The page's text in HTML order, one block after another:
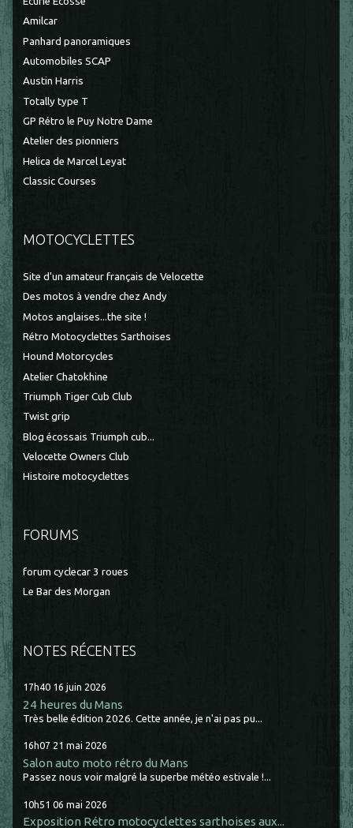
Amilcar
Panhard panoramiques
Automobiles SCAP
Austin Harris
Totally type T
GP Rétro le Puy Notre Dame
Atelier des pionniers
Helica de Marcel Leyat
Classic Courses
MOTOCYCLETTES
Site d'un amateur français de Velocette
Des motos à vendre chez Andy
Motos anglaises...the site !
Rétro Motocyclettes Sarthoises
Hound Motorcycles
Atelier Chatokhine
Triumph Tiger Cub Club
Twist grip
Blog écossais Triumph cub...
Velocette Owners Club
Histoire motocyclettes
FORUMS
forum cyclecar 3 roues
Le Bar des Morgan
NOTES RÉCENTES
17h40 16 juin 2026
24 heures du Mans
Très belle édition 2026. Cette année, je n'ai pas pu...
16h07 21 mai 2026
Salon auto moto rétro du Mans
Passez nous voir malgré la superbe météo estivale !...
10h51 06 mai 2026
Exposition Rétro motocyclettes sarthoises aux...